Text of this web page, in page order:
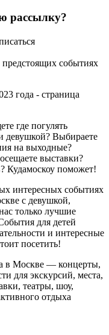
рассылку?
событиях
года - страница
где погулять
девушкой? Выбираете
на выходные?
выставки?
Кудамоскоу поможет!
интересных событиях
с девушкой,
только лучшие
для детей
и интересные
посетить!
в Москве — концерты,
для экскурсий, места,
театры, шоу,
отдыха